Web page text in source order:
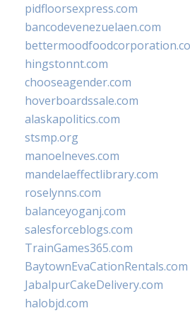
pidfloorsexpress.com
bancodevenezuelaen.com
hingstonnt.com
chooseagender.com
hoverboardssale.com
alaskapolitics.com
stsmp.org
manoelneves.com
mandelaeffectlibrary.com
roselynns.com
balanceyoganj.com
salesforceblogs.com
TrainGames365.com
BaytownEvaCationRentals.com
JabalpurCakeDelivery.com
halobjd.com